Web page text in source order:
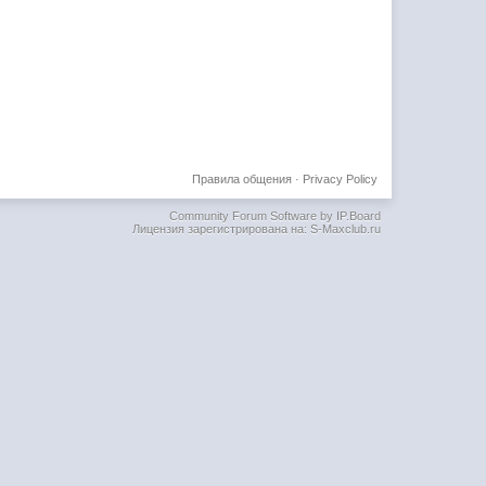
Privacy Policy
Правила общения·
Community Forum Software by IP.Board
Лицензия зарегистрирована на: S-Maxclub.ru